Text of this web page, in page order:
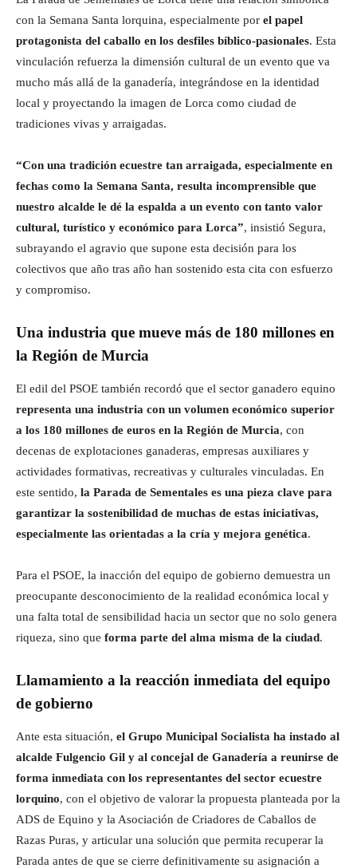
con la Semana Santa lorquina, especialmente por el papel
protagonista del caballo en los desfiles bíblico-pasionales. Esta
vinculación refuerza la dimensión cultural de un evento que va
mucho más allá de la ganadería, integrándose en la identidad
local y proyectando la imagen de Lorca como ciudad de
tradiciones vivas y arraigadas.
“Con una tradición ecuestre tan arraigada, especialmente en
fechas como la Semana Santa, resulta incomprensible que
nuestro alcalde le dé la espalda a un evento con tanto valor
cultural, turístico y económico para Lorca”, insistió Segura,
subrayando el agravio que supone esta decisión para los
colectivos que año tras año han sostenido esta cita con esfuerzo
y compromiso.
Una industria que mueve más de 180 millones en
la Región de Murcia
El edil del PSOE también recordó que el sector ganadero equino
representa una industria con un volumen económico superior
a los 180 millones de euros en la Región de Murcia, con
decenas de explotaciones ganaderas, empresas auxiliares y
actividades formativas, recreativas y culturales vinculadas. En
este sentido, la Parada de Sementales es una pieza clave para
garantizar la sostenibilidad de muchas de estas iniciativas,
especialmente las orientadas a la cría y mejora genética.
Para el PSOE, la inacción del equipo de gobierno demuestra un
preocupante desconocimiento de la realidad económica local y
una falta total de sensibilidad hacia un sector que no solo genera
riqueza, sino que forma parte del alma misma de la ciudad.
Llamamiento a la reacción inmediata del equipo
de gobierno
Ante esta situación, el Grupo Municipal Socialista ha instado al
alcalde Fulgencio Gil y al concejal de Ganadería a reunirse de
forma inmediata con los representantes del sector ecuestre
lorquino, con el objetivo de valorar la propuesta planteada por la
ADS de Equino y la Asociación de Criadores de Caballos de
Razas Puras, y articular una solución que permita recuperar la
Parada antes de que se cierre definitivamente su asignación a